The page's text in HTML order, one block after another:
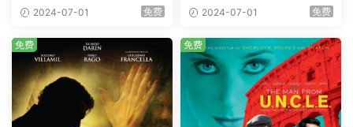
eHD5.1 [BDISO 22.64GB]
2024-07-01 免费
AVC.DTS-HD.MA.5.1-HDHo
2024-07-01 免费
免费 免费